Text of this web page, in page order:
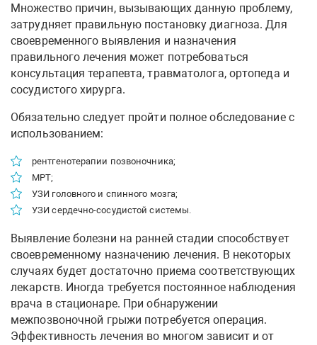
Множество причин, вызывающих данную проблему,
затрудняет правильную постановку диагноза. Для
своевременного выявления и назначения
правильного лечения может потребоваться
консультация терапевта, травматолога, ортопеда и
сосудистого хирурга.
Обязательно следует пройти полное обследование с
использованием:
рентгенотерапии позвоночника;
МРТ;
УЗИ головного и спинного мозга;
УЗИ сердечно-сосудистой системы.
Выявление болезни на ранней стадии способствует
своевременному назначению лечения. В некоторых
случаях будет достаточно приема соответствующих
лекарств. Иногда требуется постоянное наблюдения
врача в стационаре. При обнаружении
межпозвоночной грыжи потребуется операция.
Эффективность лечения во многом зависит и от